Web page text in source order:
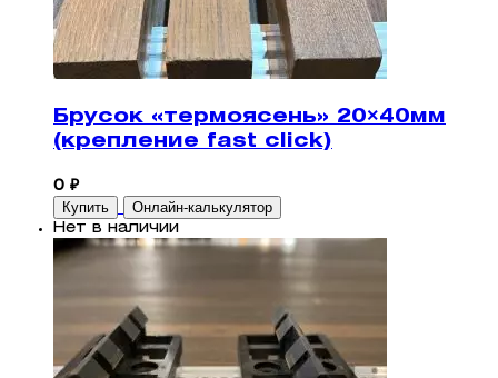
Брусок «термоясень» 20×40мм
(крепление fast click)
0 ₽
Купить Онлайн-калькулятор
Нет в наличии